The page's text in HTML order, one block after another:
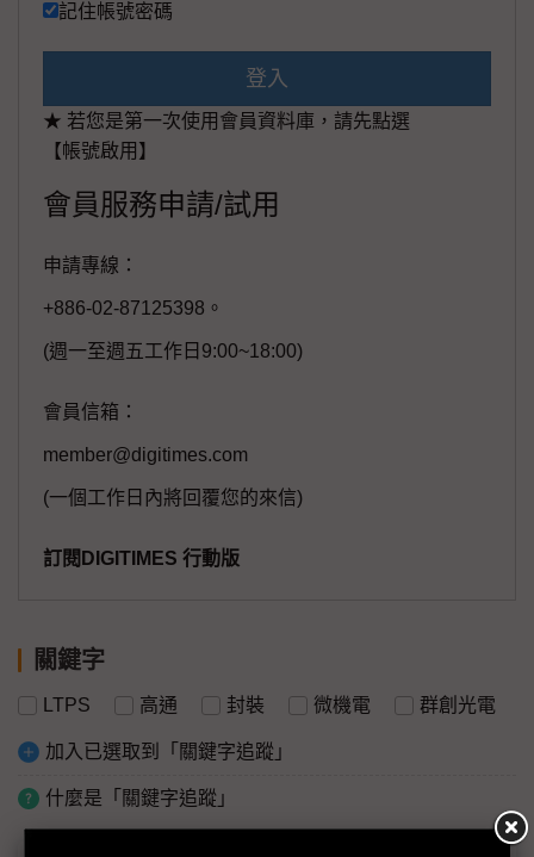
記住帳號密碼
登入
★ 若您是第一次使用會員資料庫，請先點選
【帳號啟用】
會員服務申請/試用
申請專線：
+886-02-87125398。
(週一至週五工作日9:00~18:00)
會員信箱：
member@digitimes.com
(一個工作日內將回覆您的來信)
訂閱DIGITIMES 行動版
關鍵字
LTPS 高通 封裝 微機電 群創光電
加入已選取到「關鍵字追蹤」
什麼是「關鍵字追蹤」